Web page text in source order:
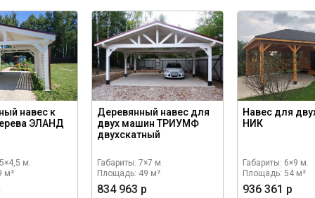
навес к
ЭЛАНД
м.
м²
Деревянный навес для
двух машин ТРИУМФ
двухскатный
Габариты: 7×7 м.
Площадь: 49 м²
834 963 р
Навес для
НИК
Габариты: 6×9 м.
Площадь: 54 м²
936 361 р